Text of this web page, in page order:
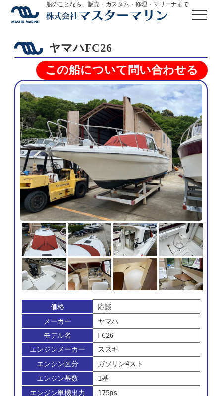
船のことなら、販売・カスタム・修理・マリーナまで
ヤマハFC26
この船について問い合わせる
価格
応談
メーカー
ヤマハ
モデル名
FC26
エンジンメーカー
スズキ
エンジン区分
ガソリン4スト
エンジン基数
1基
エンジン単機出力
175ps